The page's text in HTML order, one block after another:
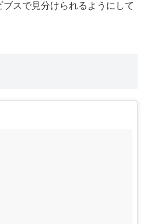
ブスで見分けられるようにして